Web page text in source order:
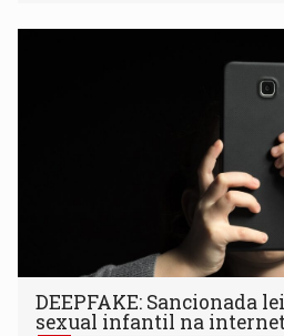
DEEPFAKE: Sancionada
sexual infantil na